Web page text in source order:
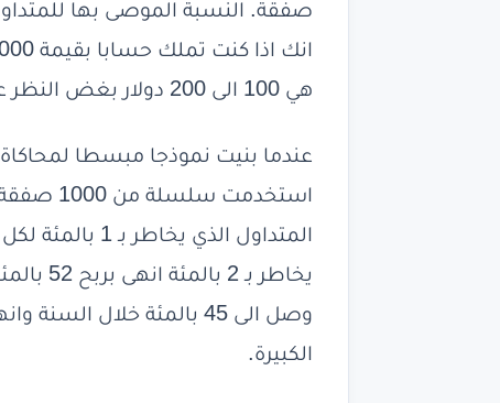
صفقة. النسبة الموصى بها
هي 100 الى 200 دولار بغض النظر عن مدى ثقتك في التحليل.
عندما بنيت نموذجا مبسطا
الكبيرة.